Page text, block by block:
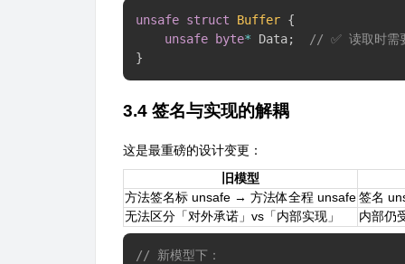
unsafe struct Buffer {
unsafe
byte* Data;
// ✅ 读取时需
}
3.4 签名与实现的解耦
这是最重磅的设计变更：
旧模型
方法签名标 unsafe → 方法体全程 unsafe签名
无法区分「对外承诺」vs「内部实现」
内部仍
// 新模型下：